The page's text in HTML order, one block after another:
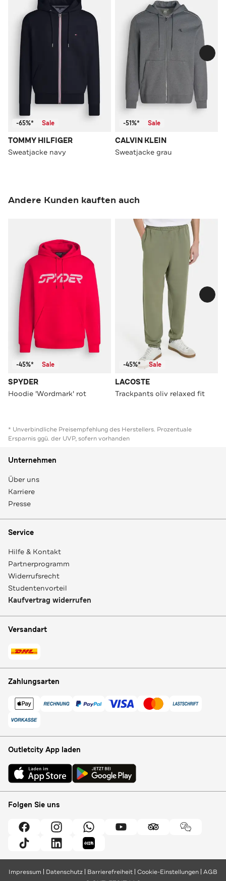
-65%* Sale
TOMMY HILFIGER
Sweatjacke navy
-51%* Sale
CALVIN KLEIN
Sweatjacke grau
Andere Kunden kauften auch
-45%* Sale
SPYDER
Hoodie 'Wordmark' rot
-45%* Sale
LACOSTE
Trackpants oliv relaxed fit
* Unverbindliche Preisempfehlung des Herstellers. Prozentuale
Ersparnis ggü. der UVP, sofern vorhanden
Unternehmen
Über uns
Karriere
Presse
Service
Hilfe & Kontakt
Partnerprogramm
Widerrufsrecht
Studentenvorteil
Kaufvertrag widerrufen
Versandart
Zahlungsarten
Outletcity App laden
Folgen Sie uns
Impressum Datenschutz Barrierefreiheit Cookie-Einstellungen AGB